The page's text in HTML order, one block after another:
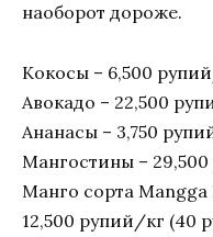
наоборот дороже.
Кокосы – 6,500
Авокадо – 22,500
Ананасы – 3,750
Мангостины –
Манго сорта
12,500 рупий/кг (40